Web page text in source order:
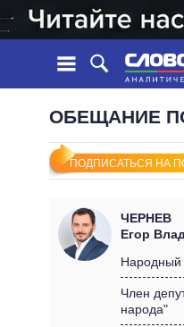
ЛЕНТА
СОБЫТИЯ
СТАТЬИ
МНЕНИЯ
ОБЗОРЫ
ДАЙДЖЕСТЫ
ВСЕ ПОЛИТИКИ
ПРЕЗИДЕНТ И
КАБИНЕТ
ОБЕЩАНИЕ
ПОДПИСАТЬСЯ НА
ЧЕРНЕВ
Егор
Народный
Член
народа"